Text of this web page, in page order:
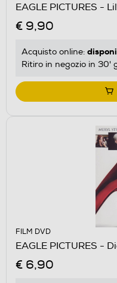
EAGLE PICTURES -
€ 9,90
Acquisto online:
Ritiro in negozio in 30'
FILM DVD
EAGLE PICTURES -
€ 6,90